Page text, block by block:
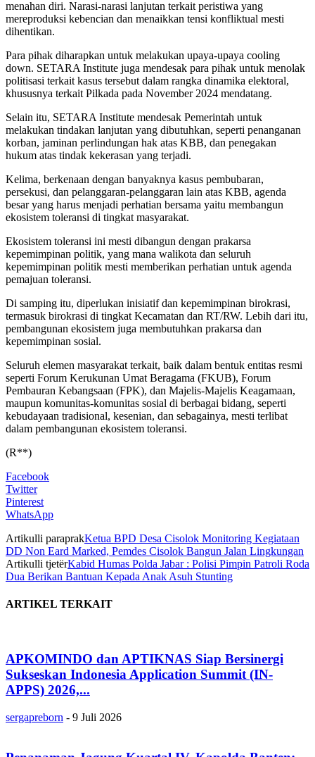
menahan diri. Narasi-narasi lanjutan terkait peristiwa yang
mereproduksi kebencian dan menaikkan tensi konfliktual mesti
dihentikan.
Para pihak diharapkan untuk melakukan upaya-upaya cooling
down. SETARA Institute juga mendesak para pihak untuk menolak
politisasi terkait kasus tersebut dalam rangka dinamika elektoral,
khususnya terkait Pilkada pada November 2024 mendatang.
Selain itu, SETARA Institute mendesak Pemerintah untuk
melakukan tindakan lanjutan yang dibutuhkan, seperti penanganan
korban, jaminan perlindungan hak atas KBB, dan penegakan
hukum atas tindak kekerasan yang terjadi.
Kelima, berkenaan dengan banyaknya kasus pembubaran,
persekusi, dan pelanggaran-pelanggaran lain atas KBB, agenda
besar yang harus menjadi perhatian bersama yaitu membangun
ekosistem toleransi di tingkat masyarakat.
Ekosistem toleransi ini mesti dibangun dengan prakarsa
kepemimpinan politik, yang mana walikota dan seluruh
kepemimpinan politik mesti memberikan perhatian untuk agenda
pemajuan toleransi.
Di samping itu, diperlukan inisiatif dan kepemimpinan birokrasi,
termasuk birokrasi di tingkat Kecamatan dan RT/RW. Lebih dari itu,
pembangunan ekosistem juga membutuhkan prakarsa dan
kepemimpinan sosial.
Seluruh elemen masyarakat terkait, baik dalam bentuk entitas resmi
seperti Forum Kerukunan Umat Beragama (FKUB), Forum
Pembauran Kebangsaan (FPK), dan Majelis-Majelis Keagamaan,
maupun komunitas-komunitas sosial di berbagai bidang, seperti
kebudayaan tradisional, kesenian, dan sebagainya, mesti terlibat
dalam pembangunan ekosistem toleransi.
(R**)
Facebook
Twitter
Pinterest
WhatsApp
Artikulli paraprakKetua BPD Desa Cisolok Monitoring Kegiataan
DD Non Eard Marked, Pemdes Cisolok Bangun Jalan Lingkungan
Artikulli tjetërKabid Humas Polda Jabar : Polisi Pimpin Patroli Roda
Dua Berikan Bantuan Kepada Anak Asuh Stunting
ARTIKEL TERKAIT
APKOMINDO dan APTIKNAS Siap Bersinergi
Sukseskan Indonesia Application Summit (IN-
APPS) 2026,...
sergapreborn - 9 Juli 2026